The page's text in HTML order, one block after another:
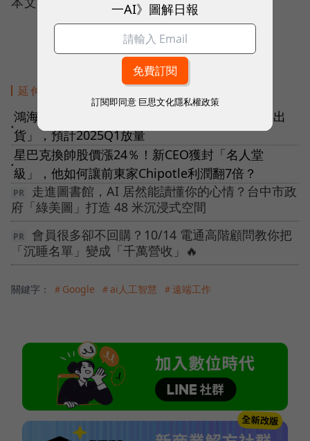
延伸閱讀
●
鴻海Q2淨利大增近60％！承諾GB200「Q4一定出
貨」，預計2025Q1放量
●
星巴克換帥股價漲24％！新CEO獲封「名人堂
級」，他如何讓前東家Chipotle利潤翻7倍？
走進圖書館，AI 居然能讀懂你的心情？台中市政
府「綠美圖」打造 48 米沉浸式空間
會員很多卻不回購？10/14 電通高階顧問教你把
「沉睡名單」變成「千萬營收」🔥
關鍵字： ＃Google ＃ai人工智慧 ＃遠端工作
一AI》圖解日報
訂閱即同意 巨思文化隱私權政策